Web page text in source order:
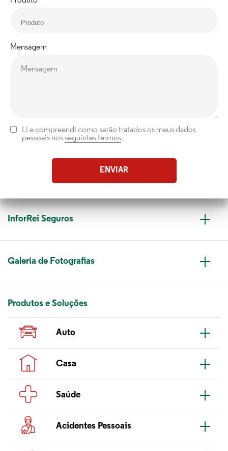
Mensagem
Li e compreendi como serão tratados os meus dados
pessoais nos seguintes termos.
InforRei Seguros
Galeria de Fotografias
Produtos e Soluções
Auto
Casa
Saúde
Acidentes Pessoais